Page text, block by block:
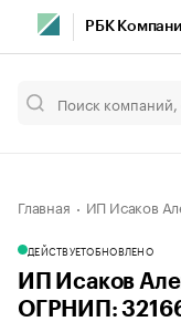
РБК
Главная ИП Исаков
ДЕЙСТВУЕТОБНОВЛЕНО
ИП Исаков
ОГРНИП: